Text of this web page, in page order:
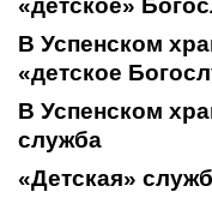
«детское»
В Успенском
«детское
В Успенском
служба
«Детская»